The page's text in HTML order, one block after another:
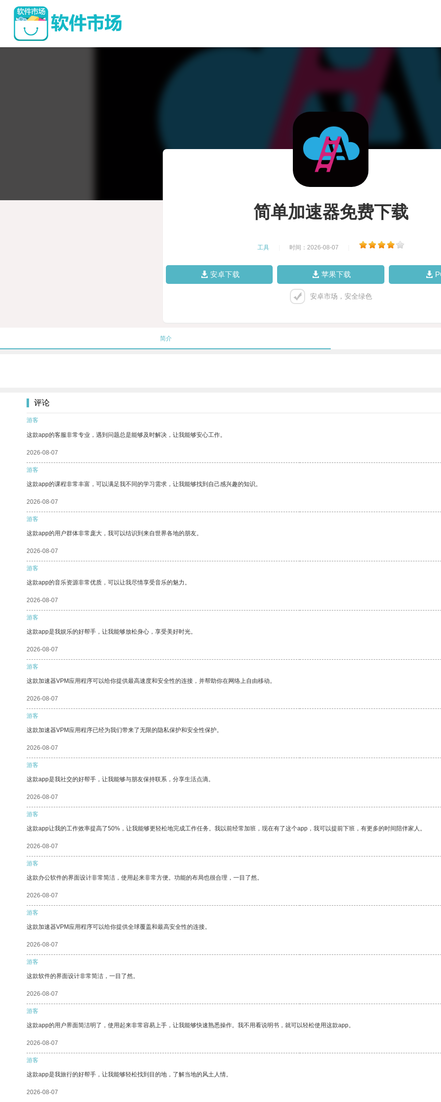
简单加速器免费下载
工具 时间：2026-08-07
安卓下载 苹果下载
安卓市场，安全绿色
简介
评论
游客
这款app的客服非常专业，遇到问题总是能够及时解决，让我能够安心工作。
2026-08-07
游客
这款app的课程非常丰富，可以满足我不同的学习需求，让我能够找到自己感兴趣的知识。
2026-08-07
游客
这款app的用户群体非常庞大，我可以结识到来自世界各地的朋友。
2026-08-07
游客
这款app的音乐资源非常优质，可以让我尽情享受音乐的魅力。
2026-08-07
游客
这款app是我娱乐的好帮手，让我能够放松身心，享受美好时光。
2026-08-07
游客
这款加速器VPM应用程序可以给你提供最高速度和安全性的连接，并帮助你在网络上自由移动。
2026-08-07
游客
这款加速器VPM应用程序已经为我们带来了无限的隐私保护和安全性保护。
2026-08-07
游客
这款app是我社交的好帮手，让我能够与朋友保持联系，分享生活点滴。
2026-08-07
游客
这款app让我的工作效率提高了50%，让我能够更轻松地完成工作任务。我以前经常加班，现在有了这个app，我可以提前下班，有更多的时间陪伴家人。
2026-08-07
游客
这款办公软件的界面设计非常简洁，使用起来非常方便。功能的布局也很合理，一目了然。
2026-08-07
游客
这款加速器VPM应用程序可以给你提供全球覆盖和最高安全性的连接。
2026-08-07
游客
这款软件的界面设计非常简洁，一目了然。
2026-08-07
游客
这款app的用户界面简洁明了，使用起来非常容易上手，让我能够快速熟悉操作。我不用看说明书，就可以轻松使用这款app。
2026-08-07
游客
这款app是我旅行的好帮手，让我能够轻松找到目的地，了解当地的风土人情。
2026-08-07